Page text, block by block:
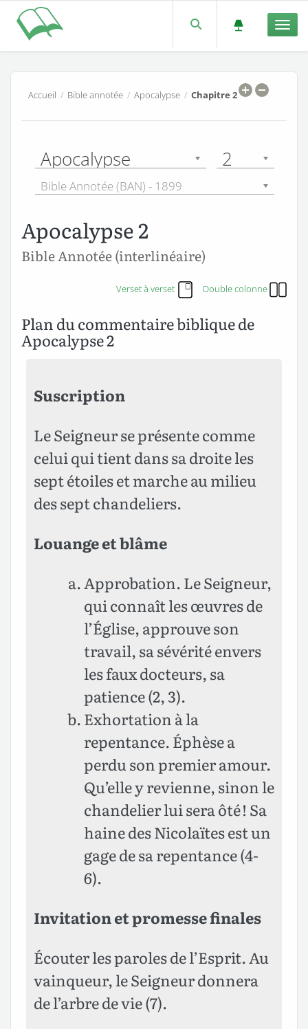
Accueil / Bible annotée /Apocalypse /Chapitre 2
Apocalypse 2
Bible Annotée (BAN) - 1899
Apocalypse 2
Bible Annotée (interlinéaire)
Verset à verset Double colonne
Plan du commentaire biblique de
Apocalypse 2
Suscription
Le Seigneur se présente comme
celui qui tient dans sa droite les
sept étoiles et marche au milieu
des sept chandeliers.
Louange et blâme
Approbation. Le Seigneur,
qui connaît les œuvres de
l’Église, approuve son
travail, sa sévérité envers
les faux docteurs, sa
patience (2, 3).
Exhortation à la
repentance. Éphèse a
perdu son premier amour.
Qu’elle y revienne, sinon le
chandelier lui sera ôté ! Sa
haine des Nicolaïtes est un
gage de sa repentance (4-
6).
Invitation et promesse finales
Écouter les paroles de l’Esprit. Au
vainqueur, le Seigneur donnera
de l’arbre de vie (7).